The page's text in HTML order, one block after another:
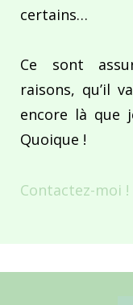
certains…
Ce sont
raisons, qu’il
encore là que
Quoique !
Contactez-moi !